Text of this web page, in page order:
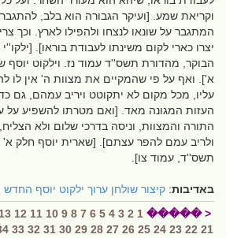
וקריאת שמע. [ועיקר הגבורה הוא בלב, להתגבר
המתגבר על שונאו לנצחו ולהפילו לארץ. וכך
יצרו כארי לקום משינתו לעבודת בוראו].
הבוקר, מהדורת תשס''ד עמוד נז. וילקוט יוסף
א']. ואף על פי שהמקיים את מצוות ה' אין לו
עליו, מכל מקום לא יתקוטט ויריב עמהם, גם
העזות המגונה מאד. [ואם מטרתו להשפיע על
התורה והמצוות, וניסה בדרכי שלום ולא הצליח,
ולריב עמם להפר עצתם]. [שארית יוסף חלק א'
תשס''ד, עמוד צו].
באדיבות: קיצור שולחן ערוך ילקוט יוסף החדש
< �����
1
2
3
4
5
6
7
8
9
10
11
12
13
21
22
23
24
25
26
27
28
29
30
31
32
33